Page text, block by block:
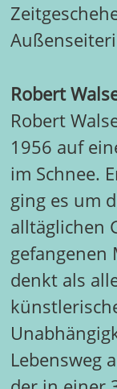
Robert
Robert
1956 auf
im Schnee.
ging es um
alltäglichen
gefangenen
denkt als
Lebensweg